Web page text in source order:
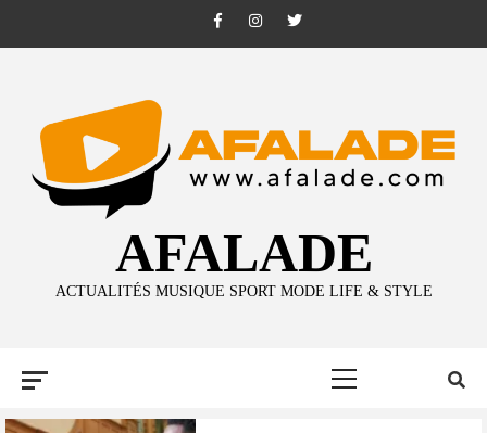
FacebookInstagramTwitter
AFALADE
ACTUALITÉS MUSIQUE SPORT MODE LIFE & STYLE